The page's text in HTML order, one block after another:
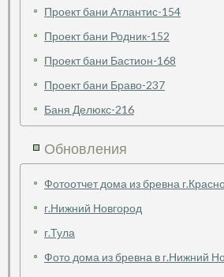
Проект бани Атлантис-154
Проект бани Родник-152
Проект бани Бастион-168
Проект бани Браво-237
Баня Делюкс-216
Обновления
Фотоотчет дома из бревна
г.Нижний Новгород
г.Тула
Фото дома из бревна в г.Нижний